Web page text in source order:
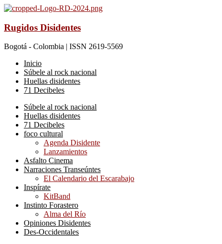
Rugidos Disidentes
Bogotá - Colombia | ISSN 2619-5569
Inicio
Súbele al rock nacional
Huellas disidentes
71 Decibeles
Súbele al rock nacional
Huellas disidentes
71 Decibeles
foco cultural
Agenda Disidente
Lanzamientos
Asfalto Cinema
Narraciones Transeúntes
El Calendario del Escarabajo
Inspírate
KitBand
Instinto Forastero
Alma del Río
Opiniones Disidentes
Des-Occidentales